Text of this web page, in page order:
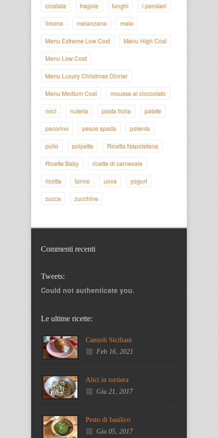
crostata fragole funghi i pensieri
limone melanzane mele
Menu Extreme Low Cost Menu High Cost
Menu Low Cost
Menu Luxury Christmas Dinner
Menu Medium Cost mousse al cioccolato
noci nutella pasta frolla patate
pecorino pesce spada polenta
pollo polpette Ricetta Napoletana
Ricette Baby ricette di carnevale
ricotta tonno uova yogurt
zucca zucchine
Commenti recenti
Tweets:
Could not authenticate you.
Le ultime ricette:
Cannoli Siciliani
Feb 16, 2021
Alici in tortiera
Giu 21, 2017
Pesto di basilico
Giu 05, 2017